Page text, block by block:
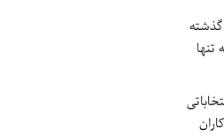
خواسته تنها